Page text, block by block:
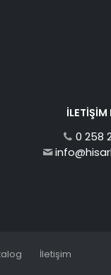
İLETIŞIM
0 258
İletişim